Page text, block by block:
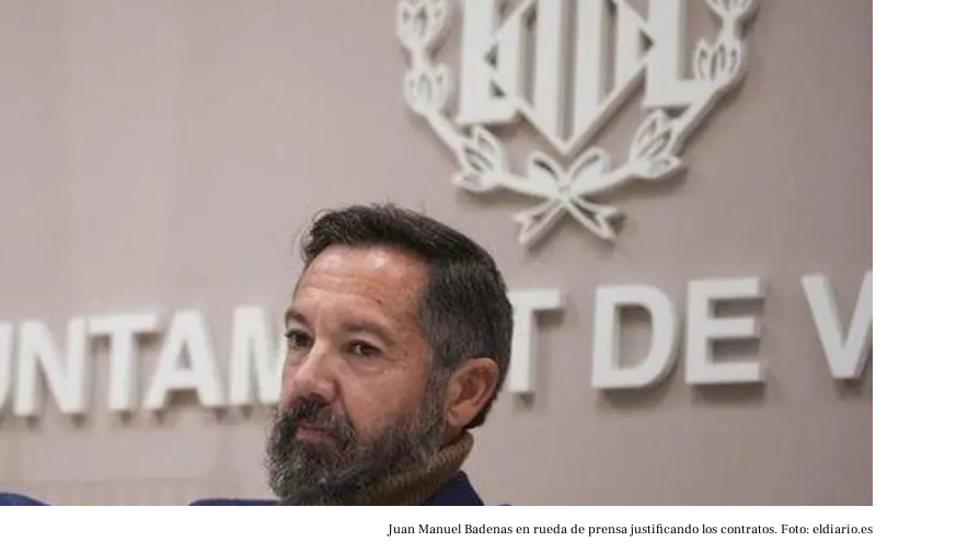
Juan Manuel Badenas en rueda de prensa justificando los contratos. Foto: eldiario.es